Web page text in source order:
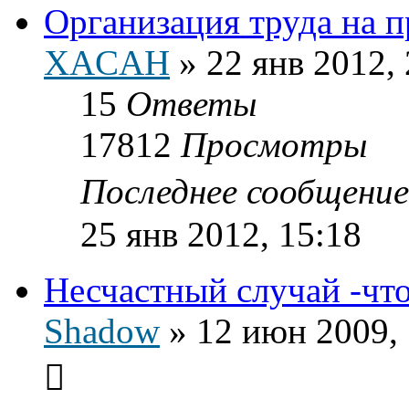
Организация труда на
XACAH » 22 янв 2012,
15 Ответы
17812 Просмотры
Последнее
25 янв 2012, 15:18
Несчастный случай -
Shadow » 12 июн 2009,